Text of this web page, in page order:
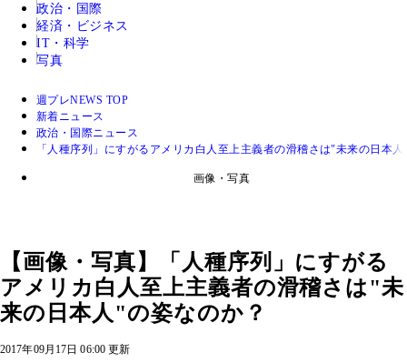
政治・国際
経済・ビジネス
IT・科学
写真
週プレNEWS TOP
新着ニュース
政治・国際ニュース
「人種序列」にすがるアメリカ白人至上主義者の滑稽さは"未来の日本
画像・写真
【画像・写真】「人種序列」にすがる
アメリカ白人至上主義者の滑稽さは"未
来の日本人"の姿なのか？
2017年09月17日 06:00 更新